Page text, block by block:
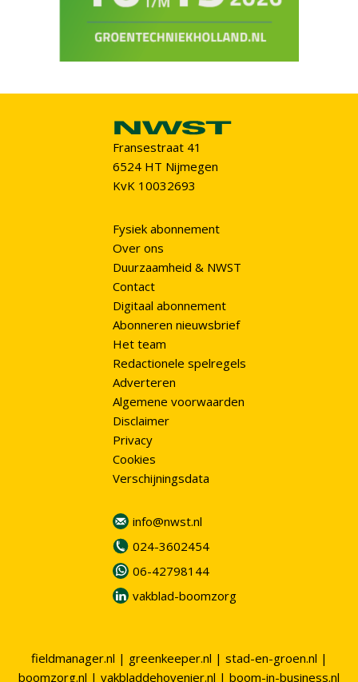
Fransestraat 41
6524 HT Nijmegen
KvK 10032693
Fysiek abonnement
Over ons
Duurzaamheid & NWST
Contact
Digitaal abonnement
Abonneren nieuwsbrief
Het team
Redactionele spelregels
Adverteren
Algemene voorwaarden
Disclaimer
Privacy
Cookies
Verschijningsdata
info@nwst.nl
024-3602454
06-42798144
vakblad-boomzorg
fieldmanager.nl | greenkeeper.nl | stad-en-groen.nl |
boomzorg.nl | vakbladdehovenier.nl | boom-in-business.nl